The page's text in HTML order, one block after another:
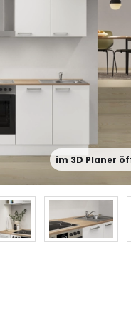
im 3D Planer